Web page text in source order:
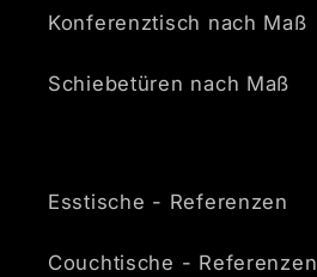
Konferenztisch nach Maß
Schiebetüren nach Maß
Esstische - Referenzen
Couchtische - Referenzen